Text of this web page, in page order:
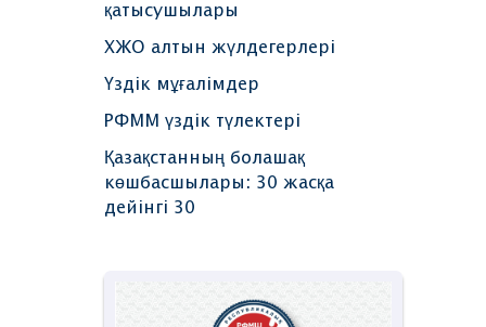
қатысушылары
ХЖО алтын жүлдегерлері
Үздік мұғалімдер
РФММ үздік түлектері
Қазақстанның болашақ
көшбасшылары: 30 жасқа
дейінгі 30